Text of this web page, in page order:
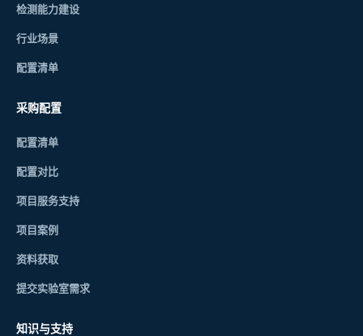
检测能力建设
行业场景
配置清单
采购配置
配置清单
配置对比
项目服务支持
项目案例
资料获取
提交实验室需求
知识与支持